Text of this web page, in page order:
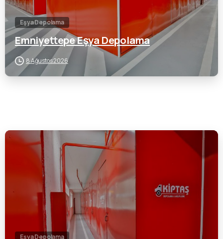
Eşya Depolama
Emniyettepe Eşya Depolama
8 Ağustos 2026
Eşya Depolama